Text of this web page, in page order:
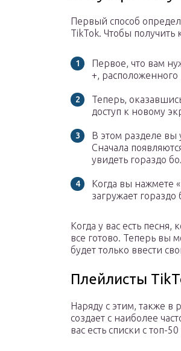
Первый способ
TikTok. Чтобы получить
Первое, что вам
+, расположенного
Теперь,
доступ к новому
В этом разделе вы
Сначала
увидеть гораздо
Когда вы нажмете
загружает
Когда у вас есть
все готово. Теперь вы
будет только ввести
Плейлисты
Наряду с этим, также в
создает с наиболее
вас есть списки с топ-